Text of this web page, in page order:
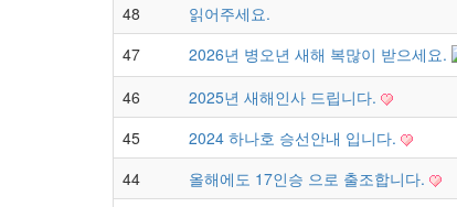
48
읽어주세요.
47
2026년 병오년 새해 복많이 받으세요.
46
2025년 새해인사 드립니다.
45
2024 하나호 승선안내 입니다.
44
올해에도 17인승 으로 출조합니다.